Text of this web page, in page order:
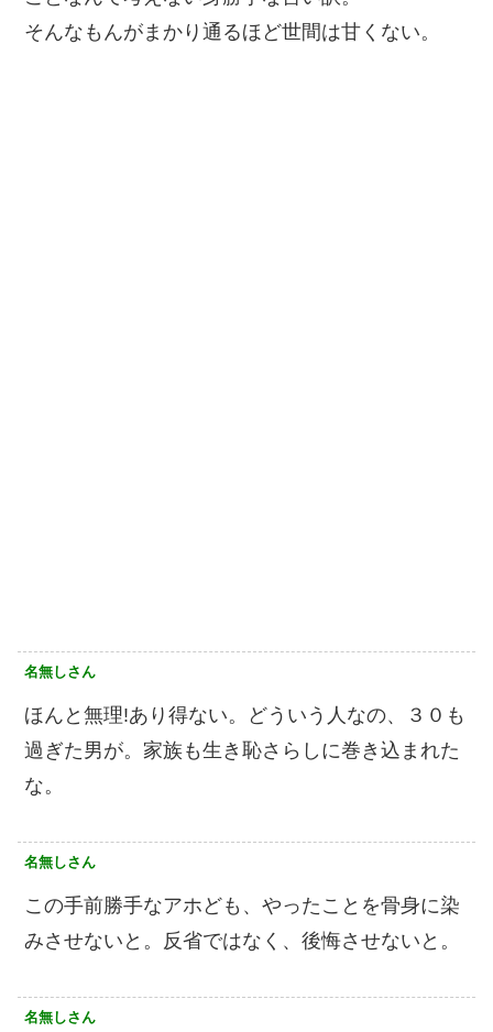
そんなもんがまかり通るほど世間は甘くない。
名無しさん
ほんと無理!あり得ない。どういう人なの、３０も
過ぎた男が。家族も生き恥さらしに巻き込まれた
な。
名無しさん
この手前勝手なアホども、やったことを骨身に染
みさせないと。反省ではなく、後悔させないと。
名無しさん